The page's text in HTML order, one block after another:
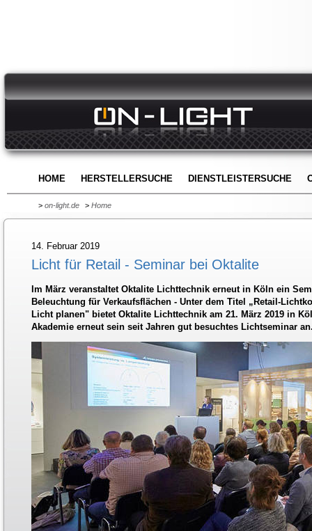
HOME HERSTELLERSUCHE DIENSTLEISTERSUCHE
> on-light.de > Home
14. Februar 2019
Licht für Retail - Seminar bei Oktalite
Im März veranstaltet Oktalite Lichttechnik erneut in Köln ein
Beleuchtung für Verkaufsflächen - Unter dem Titel „Retail-
Licht planen" bietet Oktalite Lichttechnik am 21. März 2019 in
Akademie erneut sein seit Jahren gut besuchtes Lichtseminar